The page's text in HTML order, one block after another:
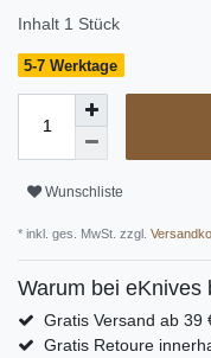
Inhalt 1 Stück
5-7 Werktage
Wunschliste
* inkl. ges. MwSt. zzgl.
Warum bei eKnives
Gratis Versand ab 39
Gratis Retoure